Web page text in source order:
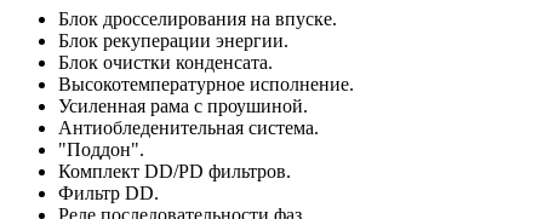
Блок дросселирования на впуске.
Блок рекуперации энергии.
Блок очистки конденсата.
Высокотемпературное исполнение.
Усиленная рама с проушиной.
Антиобледенительная система.
"Поддон".
Комплект DD/PD фильтров.
Фильтр DD.
Реле последовательности фаз.